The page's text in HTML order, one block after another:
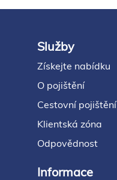
Footer
Služby
Získejte nabídku
O pojištění
Cestovní pojištění
Klientská zóna
Odpovědnost
Informace